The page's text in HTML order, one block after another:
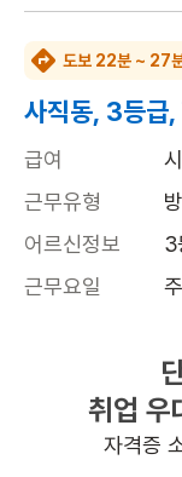
도보 22분 ~ 27
사직동, 3등급,
급여
근무유형
어르신정보
3
근무요일
(
높은급여취업 우
자격증